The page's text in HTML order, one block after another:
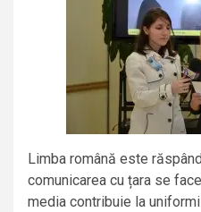
Limba română este
comunicarea cu țara se
media contribuie la